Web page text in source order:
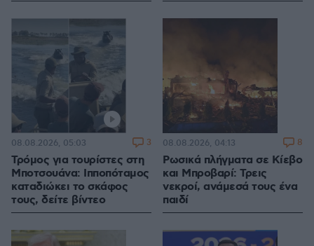
Τρόμος για τουρίστες στη
Μποτσουάνα: Ιπποπόταμος
καταδιώκει το σκάφος
τους, δείτε βίντεο
08.08.2026, 05:03 3
Ρωσικά πλήγματα σε Κίεβο
και Μπροβαρί: Τρεις
νεκροί, ανάμεσά τους ένα
παιδί
08.08.2026, 04:13 8